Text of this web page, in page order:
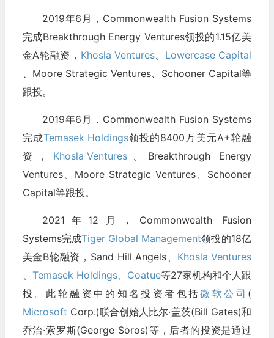
2019年6月，Commonwealth Fusion Systems
完成Breakthrough Energy Ventures领投的1.15亿美
金A轮融资， Khosla Ventures、 Lowercase Capital
、Moore Strategic Ventures、Schooner Capital等
跟投。
2019年6月，Commonwealth Fusion Systems
完成Temasek Holdings领投的8400万美元A+轮融
资， Khosla Ventures、Breakthrough Energy
Ventures、Moore Strategic Ventures、Schooner
Capital等跟投。
2021年12月，Commonwealth Fusion
Systems完成Tiger Global Management领投的18亿
美金B轮融资，Sand Hill Angels、 Khosla Ventures
Temasek Holdings、 Coatue等27家机构和个人跟
投。此轮融资中的知名投资者包括微软公司 (
Microsoft Corp.)联合创始人比尔·盖茨(Bill Gates)和
乔治·索罗斯(George Soros)等，后者的投资是通过